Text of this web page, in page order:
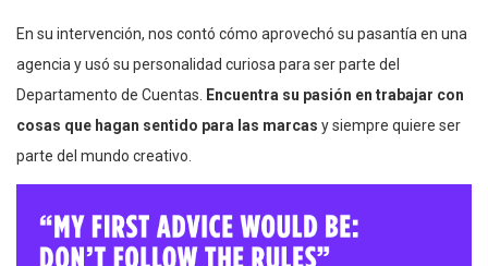
En su intervención, nos contó cómo aprovechó su pasantía en una
agencia y usó su personalidad curiosa para ser parte del
Departamento de Cuentas.
Encuentra su pasión en trabajar con
cosas que hagan sentido para las marcas y siempre quiere ser
parte del mundo creativo.